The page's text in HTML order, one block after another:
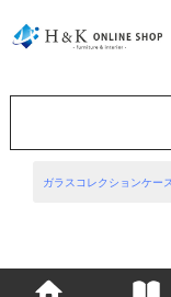
ガラスコレクションケー